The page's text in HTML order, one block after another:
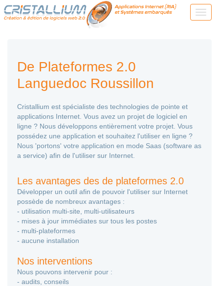
De Plateformes 2.0
Languedoc Roussillon
Cristallium est spécialiste des technologies de pointe et
applications Internet. Vous avez un projet de logiciel en
ligne ? Nous développons entièrement votre projet. Vous
possédez une application et souhaitez l'utiliser en ligne ?
Nous 'portons' votre application en mode Saas (software as
a service) afin de l'utiliser sur Internet.
Les avantages des de plateformes 2.0
Développer un outil afin de pouvoir l'utiliser sur Internet
possède de nombreux avantages :
- utilisation multi-site, multi-utilisateurs
- mises à jour immédiates sur tous les postes
- multi-plateformes
- aucune installation
Nos interventions
Nous pouvons intervenir pour :
- audits, conseils